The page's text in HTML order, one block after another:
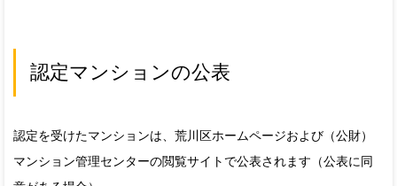
認定マンションの公表
認定を受けたマンションは、荒川区ホームページおよび（公財）
マンション管理センターの閲覧サイトで公表されます（公表に同